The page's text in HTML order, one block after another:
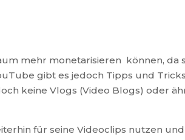
mehr monetarisieren können,
gibt es jedoch Tipps und
keine Vlogs (Video Blogs) oder
für seine Videoclips nutzen